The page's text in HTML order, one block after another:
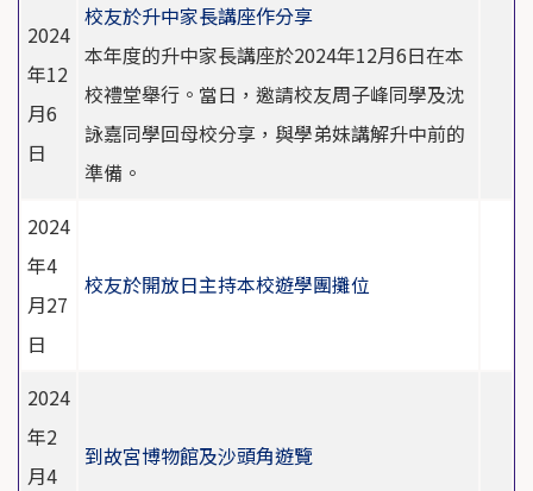
2024
年12
月6
日
校友於升中家長講座作分享
本年度的升中家長講座於2024年12月6日在本
校禮堂舉行。當日，邀請校友周子峰同學及沈
詠嘉同學回母校分享，與學弟妹講解升中前的
準備。
2024
年4
月27
日
校友於開放日主持本校遊學團攤位
2024
年2
月4
到故宮博物館及沙頭角遊覽